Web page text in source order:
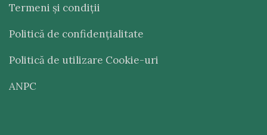
Termeni şi condiţii
Politică de confidenţialitate
Politică de utilizare Cookie-uri
ANPC